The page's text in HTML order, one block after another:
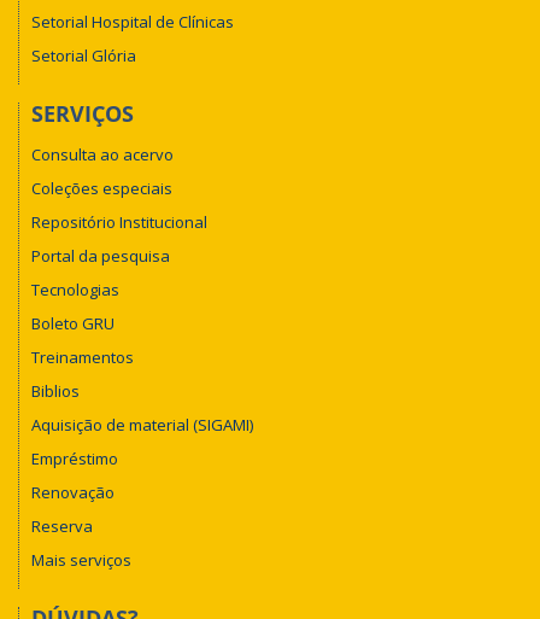
Setorial Hospital de Clínicas
Setorial Glória
SERVIÇOS
Consulta ao acervo
Coleções especiais
Repositório Institucional
Portal da pesquisa
Tecnologias
Boleto GRU
Treinamentos
Biblios
Aquisição de material (SIGAMI)
Empréstimo
Renovação
Reserva
Mais serviços